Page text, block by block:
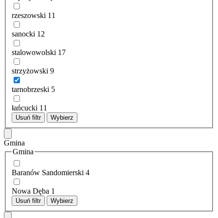
rzeszowski 11
sanocki 12
stalowowolski 17
strzyżowski 9
tarnobrzeski 5
łańcucki 11
Usuń filtr Wybierz
Gmina
Gmina
Baranów Sandomierski 4
Nowa Dęba 1
Usuń filtr Wybierz